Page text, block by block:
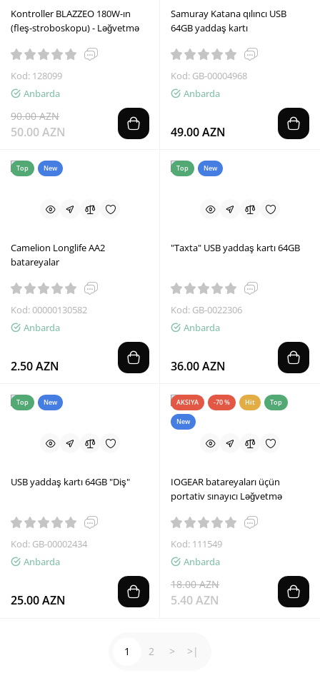
Kontroller BLAZZEO 180W-ın
(fleş-stroboskopu) - Ləğvetmə
Kod: 128099
Anbarda
90.00 AZN
50.00 AZN
Samuray Katana qılıncı USB
64GB yaddaş kartı
Kod: GB-00004968
Anbarda
49.00 AZN
Top New
Camelion Longlife AA2
batareyalar
Kod: 00000130582
Anbarda
2.50 AZN
Top New
"Taxta" USB yaddaş kartı 64GB
Kod: GB-0022306
Anbarda
36.00 AZN
Top New
USB yaddaş kartı 64GB "Diş"
Kod: GB-00002434
Anbarda
25.00 AZN
AKSIYA -70 % Hit Top
New
IOGEAR batareyaları üçün
portativ sınayıcı Ləğvetmə
Kod: 111549
Anbarda
18.00 AZN
5.40 AZN
1 2 > >|